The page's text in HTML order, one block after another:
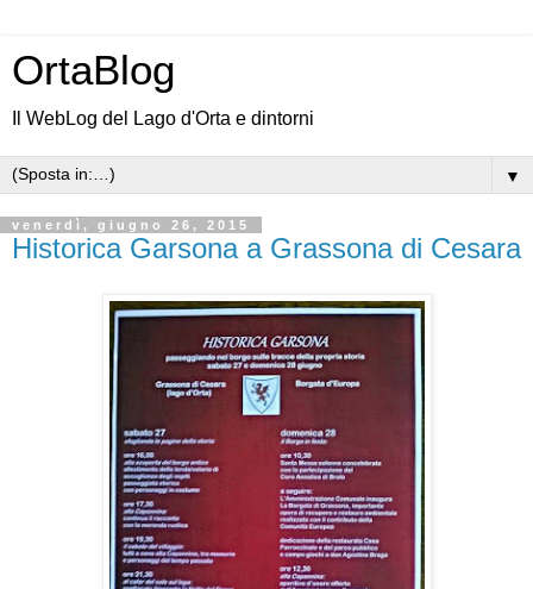
OrtaBlog
Il WebLog del Lago d'Orta e dintorni
▼
venerdì, giugno 26, 2015
Historica Garsona a Grassona di Cesara